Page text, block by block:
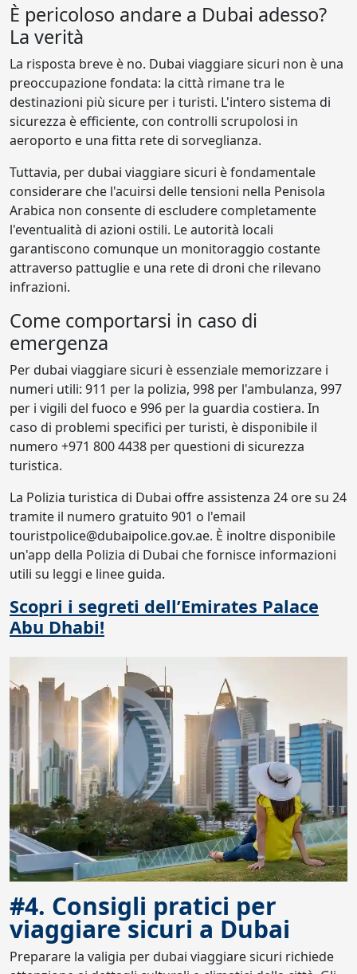
È pericoloso andare a Dubai adesso?
La verità
La risposta breve è no. Dubai viaggiare sicuri non è una
preoccupazione fondata: la città rimane tra le
destinazioni più sicure per i turisti. L'intero sistema di
sicurezza è efficiente, con controlli scrupolosi in
aeroporto e una fitta rete di sorveglianza.
Tuttavia, per dubai viaggiare sicuri è fondamentale
considerare che l'acuirsi delle tensioni nella Penisola
Arabica non consente di escludere completamente
l'eventualità di azioni ostili. Le autorità locali
garantiscono comunque un monitoraggio costante
attraverso pattuglie e una rete di droni che rilevano
infrazioni.
Come comportarsi in caso di
emergenza
Per dubai viaggiare sicuri è essenziale memorizzare i
numeri utili: 911 per la polizia, 998 per l'ambulanza, 997
per i vigili del fuoco e 996 per la guardia costiera. In
caso di problemi specifici per turisti, è disponibile il
numero +971 800 4438 per questioni di sicurezza
turistica.
La Polizia turistica di Dubai offre assistenza 24 ore su 24
tramite il numero gratuito 901 o l'email
touristpolice@dubaipolice.gov.ae. È inoltre disponibile
un'app della Polizia di Dubai che fornisce informazioni
utili su leggi e linee guida.
Scopri i segreti dell’Emirates Palace
Abu Dhabi!
#4. Consigli pratici per
viaggiare sicuri a Dubai
Preparare la valigia per dubai viaggiare sicuri richiede